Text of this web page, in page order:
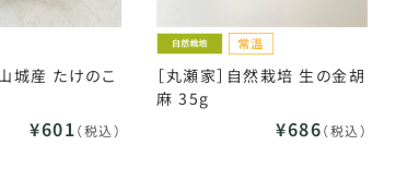
城産 たけのこ
¥601（税込）
［丸瀬家］自然栽培 生の金胡
麻 35g
¥686（税込）